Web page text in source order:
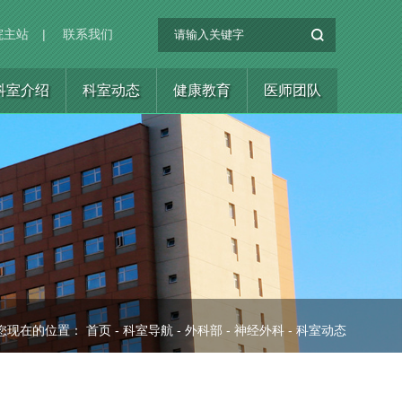
主站 | 联系我们
室介绍 科室动态 健康教育 医师团队
现在的位置： 首页 - 科室导航 - 外科部 - 神经外科 - 科室动态